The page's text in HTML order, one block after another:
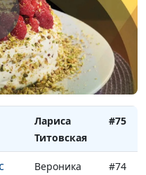
Елена
Солдатова
#77
Елена
Солдатова
#76
Лариса
Титовская
#75
Вероника
#74